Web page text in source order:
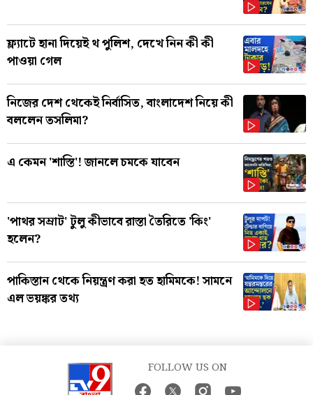
ফ্ল্যাটে হানা দিয়েই থ পুলিশ, দেখে নিন কী কী
পাওয়া গেল
নিজের দেশ থেকেই নির্বাসিত, বাংলাদেশ নিয়ে কী
বললেন তসলিমা?
এ কেমন 'শাস্তি'! জানলে চমকে যাবেন
'পাথর সম্রাট' টুলু কীভাবে রাস্তা তৈরিতে 'কিং'
হলেন?
পাকিস্তান থেকে নিয়ন্ত্রণ করা হত হামিমকে! সামনে
এল ভয়ঙ্কর তথ্য
FOLLOW US ON